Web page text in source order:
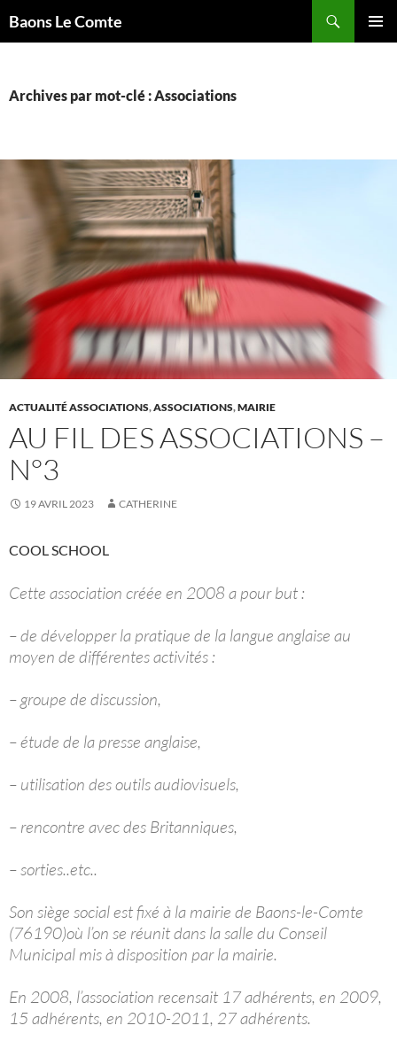
auBaons Le Comte
Archives par mot-clé : Associations
ACTUALITÉ ASSOCIATIONS,ASSOCIATIONS,MAIRIE
AU FIL DES ASSOCIATIONS –
N°3
19 AVRIL 2023 CATHERINE
COOL SCHOOL
Cette association créée en 2008 a pour but :
– de développer la pratique de la langue anglaise au
moyen de différentes activités :
– groupe de discussion,
– étude de la presse anglaise,
– utilisation des outils audiovisuels,
– rencontre avec des Britanniques,
– sorties..etc..
Son siège social est fixé à la mairie de Baons-le-Comte
(76190)où l’on se réunit dans la salle du Conseil
Municipal mis à disposition par la mairie.
En 2008, l’association recensait 17 adhérents, en 2009,
15 adhérents, en 2010-2011, 27 adhérents.